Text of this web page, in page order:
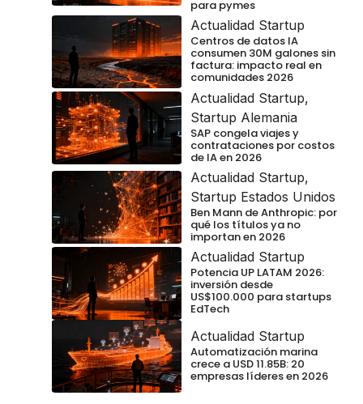
para pymes
Actualidad Startup
Centros de datos IA
consumen 30M galones sin
factura: impacto real en
comunidades 2026
Actualidad Startup,
Startup Alemania
SAP congela viajes y
contrataciones por costos
de IA en 2026
Actualidad Startup,
Startup Estados Unidos
Ben Mann de Anthropic: por
qué los títulos ya no
importan en 2026
Actualidad Startup
Potencia UP LATAM 2026:
inversión desde
US$100.000 para startups
EdTech
Actualidad Startup
Automatización marina
crece a USD 11.85B: 20
empresas líderes en 2026